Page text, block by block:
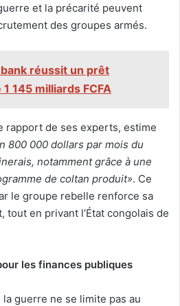
et la précarité peuvent
des groupes armés.
réussit un prêt
145 milliards FCFA
rapport de ses experts, estime
800 000 dollars par mois du
notamment grâce à une
de coltan produit». Ce
le groupe rebelle renforce sa
tout en privant l’État congolais de
les finances publiques
la guerre ne se limite pas au